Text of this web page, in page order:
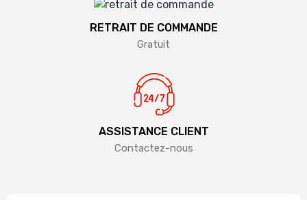
RETRAIT DE COMMANDE
Gratuit
ASSISTANCE CLIENT
Contactez-nous